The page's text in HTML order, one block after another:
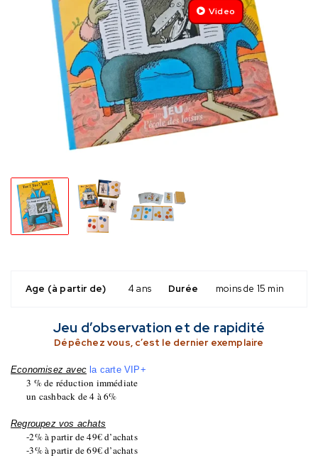
Video
Age (à partir de) 4 ans Durée moins de 15 min
Jeu d’observation et de rapidité
Dépêchez vous, c’est le dernier exemplaire
Economisez avec la carte VIP+
3 % de réduction immédiate
un cashback de 4 à 6%
Regroupez vos achats
-2% à partir de 49€ d’achats
-3% à partir de 69€ d’achats